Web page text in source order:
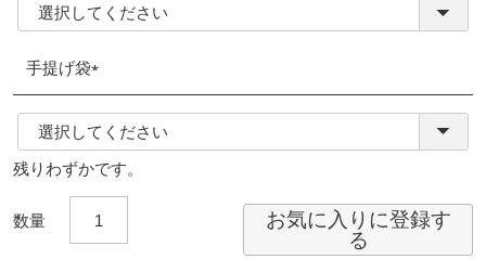
須)
手提げ袋
(必
須)
残りわずかです。
お気に入りに登録す
る